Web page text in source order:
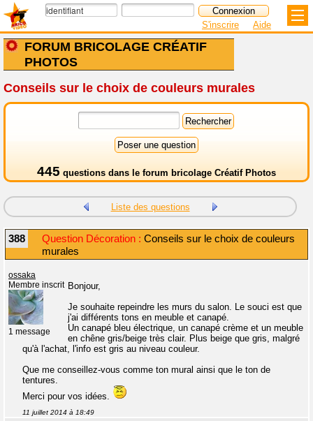
FORUM BRICOLAGE CRÉATIF
PHOTOS
S'inscrire Aide
Conseils sur le choix de couleurs murales
445 questions dans le forum bricolage Créatif Photos
Liste des questions
388 Question Décoration : Conseils sur le choix de couleurs
murales
ossaka
Membre inscrit
1 message
Bonjour,
Je souhaite repeindre les murs du salon. Le souci est que
j'ai différents tons en meuble et canapé.
Un canapé bleu électrique, un canapé crème et un meuble
en chêne gris/beige très clair. Plus beige que gris, malgré
qu'à l'achat, l'info est gris au niveau couleur.
Que me conseillez-vous comme ton mural ainsi que le ton de
tentures.
Merci pour vos idées.
11 juillet 2014 à 18:49